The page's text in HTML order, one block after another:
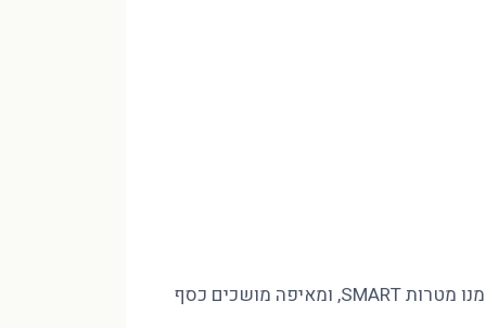
מינוס בהכנסה של 10,000 ₪ לא נסגר בחיסכון שאין לכם, אלא בסדר. פיטר הוד CFP מסביר איך בונים חזון לעשור, גוזרים ממנו מטרות SMART, ומאיפה מושכים כסף